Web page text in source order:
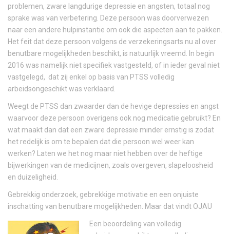
problemen, zware langdurige depressie en angsten, totaal nog
sprake was van verbetering. Deze persoon was doorverwezen
naar een andere hulpinstantie om ook die aspecten aan te pakken.
Het feit dat deze persoon volgens de verzekeringsarts nu al over
benutbare mogelijkheden beschikt, is natuurlijk vreemd. In begin
2016 was namelijk niet specifiek vastgesteld, of in ieder geval niet
vastgelegd, dat zij enkel op basis van PTSS volledig
arbeidsongeschikt was verklaard.
Weegt de PTSS dan zwaarder dan de hevige depressies en angst
waarvoor deze persoon overigens ook nog medicatie gebruikt? En
wat maakt dan dat een zware depressie minder ernstig is zodat
het redelijk is om te bepalen dat die persoon wel weer kan
werken? Laten we het nog maar niet hebben over de heftige
bijwerkingen van de medicijnen, zoals overgeven, slapeloosheid
en duizeligheid.
Gebrekkig onderzoek, gebrekkige motivatie en een onjuiste
inschatting van benutbare mogelijkheden. Maar dat vindt OJAU
Een beoordeling van volledig